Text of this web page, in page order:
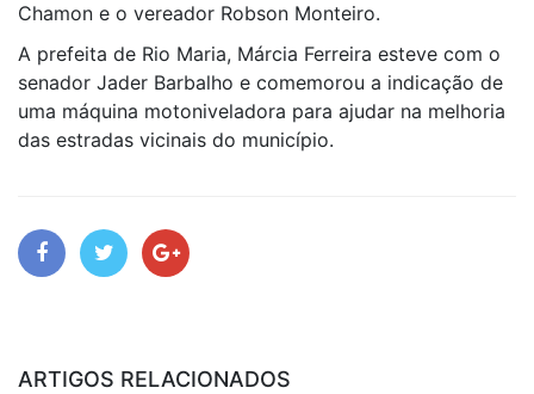
Chamon e o vereador Robson Monteiro.
A prefeita de Rio Maria, Márcia Ferreira esteve com o
senador Jader Barbalho e comemorou a indicação de
uma máquina motoniveladora para ajudar na melhoria
das estradas vicinais do município.
ARTIGOS RELACIONADOS